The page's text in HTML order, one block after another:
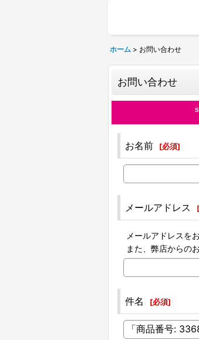
ホーム > お問い合わせ
お問い合わせ
お名前 [必須]
メールアドレス [
メールアドレスを
また、弊店からの
件名 [必須]